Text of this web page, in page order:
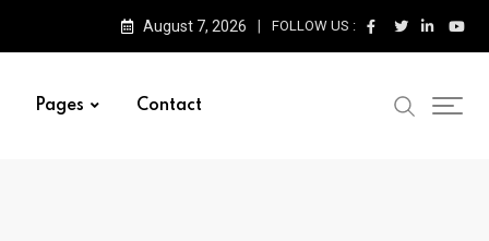
August 7, 2026 FOLLOW US :
Pages Contact